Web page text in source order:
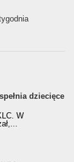
dziecięce
W